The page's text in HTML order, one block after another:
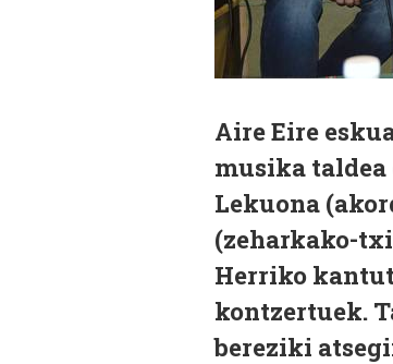
Aire Eire
musika taldea
Lekuona
(zeharkako-
Herriko
kontzertuek.
bereziki